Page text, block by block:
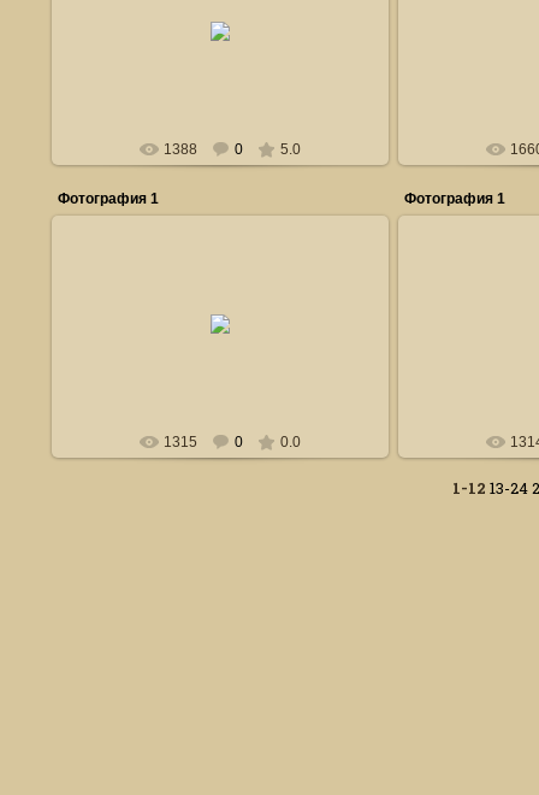
Отец Сергий ведет службу по
бракосочетанию
1388 0 5.0
Фотография 1
1315 0 0.0
Фотография 1
1-12 13-24